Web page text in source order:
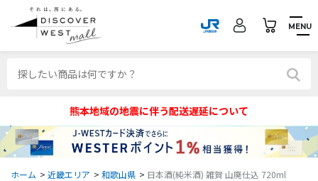
MENU
熊本地域の地震に伴う配送遅延について
ホーム > 近畿エリア > 和歌山県 > 日本酒(純米酒) 雑賀 山廃仕込 720ml